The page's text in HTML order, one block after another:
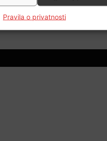
Pravila o privatnosti